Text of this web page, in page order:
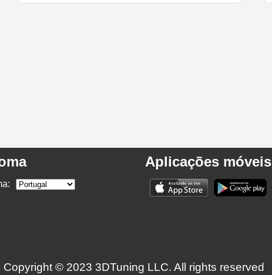
Aplicações móveis
Copyright © 2023 3DTuning LLC. All rights reserved